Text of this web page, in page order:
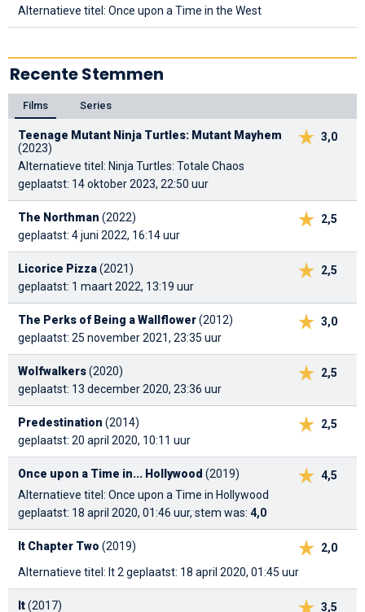
Alternatieve titel: Once upon a Time in the West
Recente Stemmen
Films Series
3,0
Teenage Mutant Ninja Turtles: Mutant Mayhem
(2023)
Alternatieve titel: Ninja Turtles: Totale Chaos
geplaatst: 14 oktober 2023, 22:50 uur
2,5
The Northman (2022)
geplaatst: 4 juni 2022, 16:14 uur
2,5
Licorice Pizza(2021)
geplaatst: 1 maart 2022, 13:19 uur
3,0
The Perks of Being a Wallflower(2012)
geplaatst: 25 november 2021, 23:35 uur
2,5
Wolfwalkers(2020)
geplaatst: 13 december 2020, 23:36 uur
2,5
Predestination (2014)
geplaatst: 20 april 2020, 10:11 uur
4,5
Once upon a Time in... Hollywood (2019)
Alternatieve titel: Once upon a Time in Hollywood
geplaatst: 18 april 2020, 01:46 uur, stem was: 4,0
2,0
It Chapter Two (2019)
Alternatieve titel: It 2geplaatst: 18 april 2020, 01:45 uur
3,5
It(2017)